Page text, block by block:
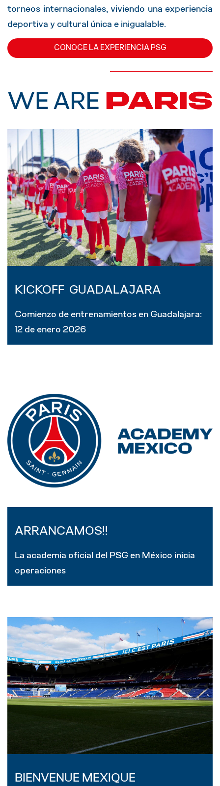
torneos internacionales, viviendo una experiencia
deportiva y cultural única e inigualable.
CONOCE LA EXPERIENCIA PSG
KICKOFF GUADALAJARA
Comienzo de entrenamientos en Guadalajara:
12 de enero 2026
ARRANCAMOS!!
La academia oficial del PSG en México inicia
operaciones
BIENVENUE MEXIQUE